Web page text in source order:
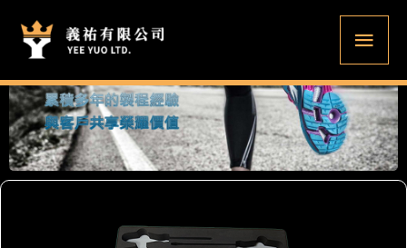
要
內
容
主
要
選
單